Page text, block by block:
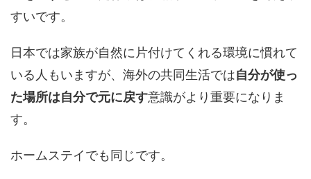
すいです。
日本では家族が自然に片付けてくれる環境に慣れて
いる人もいますが、海外の共同生活では自分が使っ
た場所は自分で元に戻す意識がより重要になりま
す。
ホームステイでも同じです。